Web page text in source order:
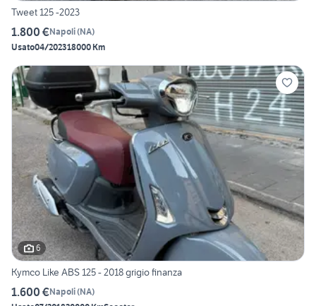
Tweet 125 -2023
1.800 €Napoli(NA)
Usato04/202318000 Km
6
Kymco Like ABS 125 - 2018 grigio finanza
1.600 €Napoli(NA)